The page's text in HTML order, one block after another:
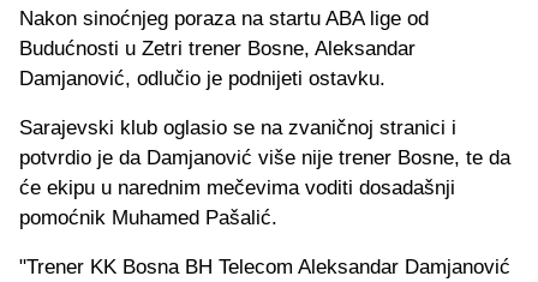
Nakon sinoćnjeg poraza na startu ABA lige od
Budućnosti u Zetri trener Bosne, Aleksandar
Damjanović, odlučio je podnijeti ostavku.
Sarajevski klub oglasio se na zvaničnoj stranici i
potvrdio je da Damjanović više nije trener Bosne, te da
će ekipu u narednim mečevima voditi dosadašnji
pomoćnik Muhamed Pašalić.
"Trener KK Bosna BH Telecom Aleksandar Damjanović